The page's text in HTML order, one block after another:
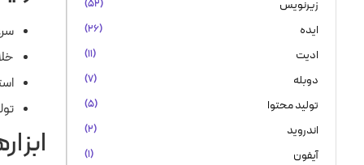
زیرنویس (۵۲)
ایده (۲۶)
ادیت (۱۱)
دوبله (۷)
تولید محتوا (۵)
اندروید (۲)
آیفون (۱)